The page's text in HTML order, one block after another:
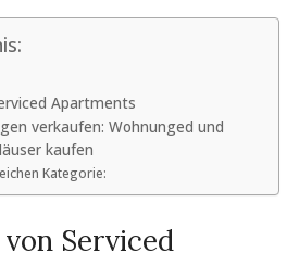
Apartments
verkaufen: Wohnunged und
kaufen
Kategorie:
Serviced